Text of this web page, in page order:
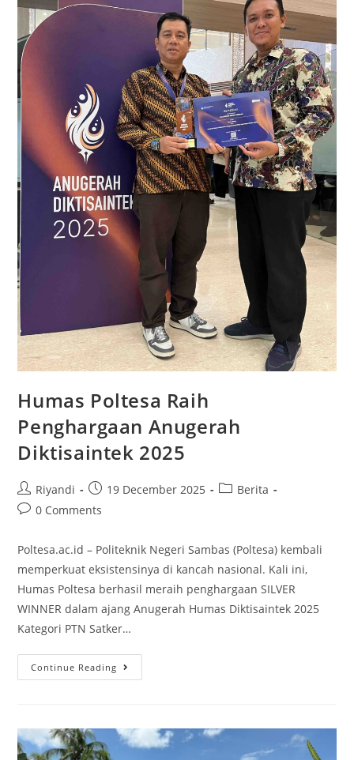
Humas Poltesa Raih
Penghargaan Anugerah
Diktisaintek 2025
Riyandi 19 December 2025
Berita
0 Comments
Poltesa.ac.id – Politeknik Negeri Sambas (Poltesa) kembali
memperkuat eksistensinya di kancah nasional. Kali ini,
Humas Poltesa berhasil meraih penghargaan SILVER
WINNER dalam ajang Anugerah Humas Diktisaintek 2025
Kategori PTN Satker…
Continue Reading